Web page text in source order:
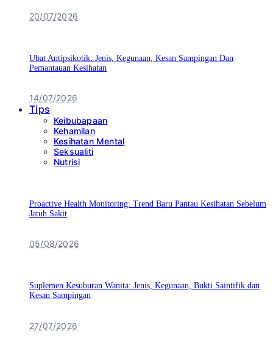
20/07/2026
Ubat Antipsikotik: Jenis, Kegunaan, Kesan Sampingan Dan
Pemantauan Kesihatan
14/07/2026
Tips
Keibubapaan
Kehamilan
Kesihatan Mental
Seksualiti
Nutrisi
Proactive Health Monitoring: Trend Baru Pantau Kesihatan Sebelum
Jatuh Sakit
05/08/2026
Suplemen Kesuburan Wanita: Jenis, Kegunaan, Bukti Saintifik dan
Kesan Sampingan
27/07/2026